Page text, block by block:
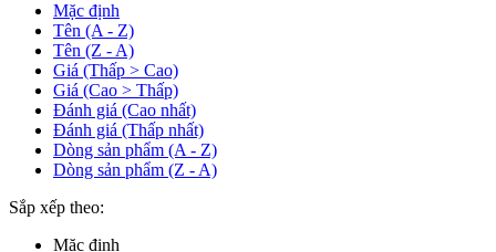
Mặc định
Tên (A - Z)
Tên (Z - A)
Giá (Thấp > Cao)
Giá (Cao > Thấp)
Đánh giá (Cao nhất)
Đánh giá (Thấp nhất)
Dòng sản phẩm (A - Z)
Dòng sản phẩm (Z - A)
Sắp xếp theo:
Mặc định